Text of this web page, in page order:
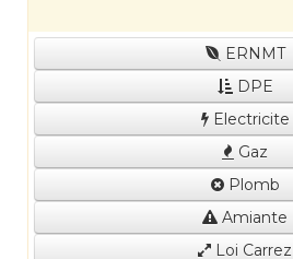
ERNMT
DPE
Electricite
Gaz
Plomb
Amiante
Loi Carrez